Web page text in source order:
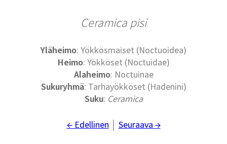
Ceramica pisi
Yläheimo: Yökkösmaiset (Noctuoidea)
Heimo: Yökköset (Noctuidae)
Alaheimo: Noctuinae
Sukuryhmä: Tarhayökköset (Hadenini)
Suku: Ceramica
← Edellinen Seuraava →